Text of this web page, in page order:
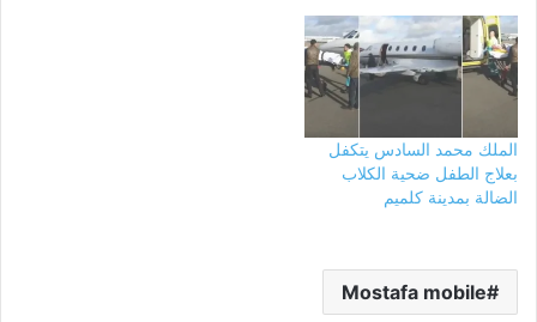
الملك محمد السادس يتكفل
بعلاج الطفل ضحية الكلاب
الضالة بمدينة كلميم
Mostafa mobile